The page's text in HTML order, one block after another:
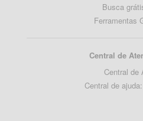
Busca
Ferramentas
Central de
Central de
Central de